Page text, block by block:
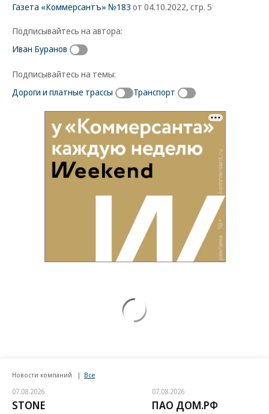
Газета «Коммерсантъ» №183 от 04.10.2022, стр. 5
Подписывайтесь на автора:
Иван Буранов
Подписывайтесь на темы:
Дороги и платные трассы
Транспорт
Новости компаний Все
07.08.2026
STONE
07.08.2026
ПАО ДОМ.РФ